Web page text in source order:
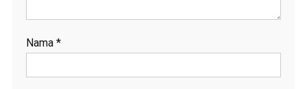
Nama *